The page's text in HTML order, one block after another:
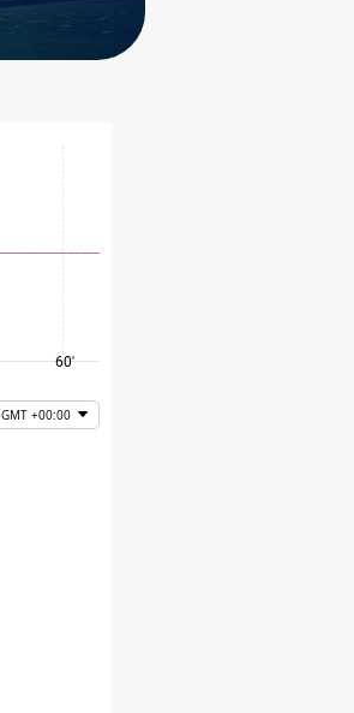
60'
GMT +00:00